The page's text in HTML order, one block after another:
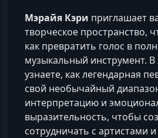
Мэрайя Кэри приглашает
творческое пространство,
как превратить голос в
музыкальный инструмент. В
узнаете, как легендарная
свой необычайный
интерпретацию и
выразительность, чтобы
сотрудничать с артистами